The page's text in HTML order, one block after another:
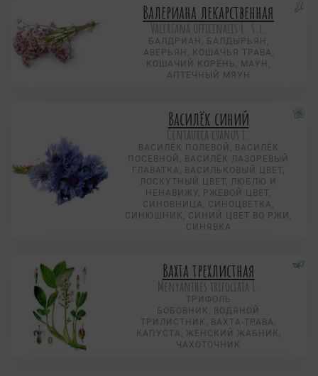
Валериана лекарственная
Valeriana officinalis L. s.l.
БАЛДРИАН, БАЛДЫРЬЯН,
АВЕРЬЯН, КОШАЧЬЯ ТРАВА,
КОШАЧИЙ КОРЕНЬ, МАУН,
АПТЕЧНЫЙ МЯУН
Василёк синий
Centaurea суanus L.
ВАСИЛЁК ПОЛЕВОЙ, ВАСИЛЁК
ПОСЕВНОЙ, ВАСИЛЁК ЛАЗОРЕВЫЙ
ГЛАВАТКА, ВАСИЛЬКОВЫЙ ЦВЕТ,
ЛОСКУТНЫЙ ЦВЕТ, ЛЮБЛЮ И
НЕНАВИЖУ, РЖЕВОЙ ЦВЕТ,
СИНОВНИЦА, СИНОЦВЕТКА,
СИНЮШНИК, СИНИЙ ЦВЕТ ВО РЖИ,
СИНЯВКА
Вахта трехлистная
Menyanthes trifoliata L.
ТРИФОЛЬ
БОБОВНИК, ВОДЯНОЙ
ТРИЛИСТНИК, ВАХТА-ТРАВА,
КАПУСТА, ЖЕНСКИЙ ЖАБНИК,
ЧАХОТОЧНИК